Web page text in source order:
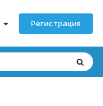
Регистрация